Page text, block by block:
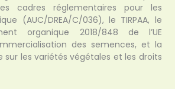
cadres réglementaires pour les
(AUC/DREA/C/036), le TIRPAA, le
organique 2018/848 de l’UE
des semences, et la
sur les variétés végétales et les droits